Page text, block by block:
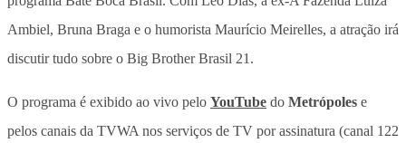
Ambiel, Bruna Braga e o humorista Maurício Meirelles, a atração irá
discutir tudo sobre o Big Brother Brasil 21.
O programa é exibido ao vivo pelo YouTube do Metrópoles e
pelos canais da TVWA nos serviços de TV por assinatura (canal 122